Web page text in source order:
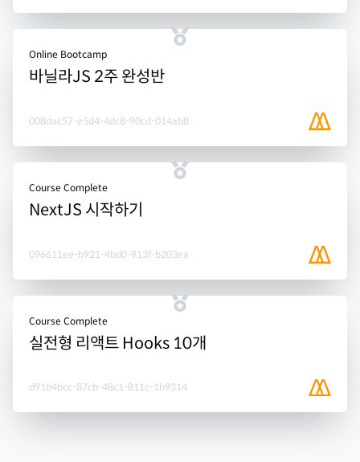
Online Bootcamp
바닐라JS 2주 완성반
008dac57-e5d4-4dc8-90cd-014ab8
Course Complete
NextJS 시작하기
096611ee-b921-4bd0-913f-b203ea
Course Complete
실전형 리액트 Hooks 10개
d91b4bcc-87cb-48c1-811c-1b9314